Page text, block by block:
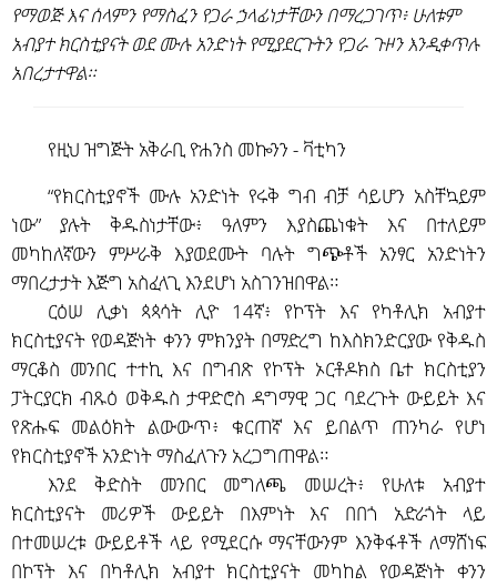
የማወጅ እና ሰላምን የማስፈን የጋራ ኃላፊነታቸውን በማረጋገጥ፥ ሁለቱም
አብያተ ክርስቲያናት ወደ ሙሉ አንድነት የሚያደርጉትን የጋራ ጉዞን እንዲቀጥሉ
አበረታተዋል።
የዚህ ዝግጅት አቅራቢ ዮሐንስ መኰንን - ቫቲካን
“የክርስቲያኖች ሙሉ አንድነት የሩቅ ግብ ብቻ ሳይሆን አስቸኳይም
ነው” ያሉት ቅዱስነታቸው፥ ዓለምን እያስጨነቁት እና በተለይም
መካከለኛውን ምሥራቅ እያወደሙት ባሉት ግጭቶች አንፃር አንድነትን
ማበረታታት እጅግ አስፈላጊ እንደሆነ አስገንዝበዋል።
ርዕሠ ሊቃነ ጳጳሳት ሊዮ 14ኛ፥ የኮፕት እና የካቶሊክ አብያተ
ክርስቲያናት የወዳጅነት ቀንን ምክንያት በማድረግ ከእስክንድርያው የቅዱስ
ማርቆስ መንበር ተተኪ እና በግብጽ የኮፕት ኦርቶዶክስ ቤተ ክርስቲያን
ፓትርያርክ ብጹዕ ወቅዱስ ታዋድሮስ ዳግማዊ ጋር ባደረጉት ውይይት እና
የጽሑፍ መልዕክት ልውውጥ፥ ቁርጠኛ እና ይበልጥ ጠንካራ የሆነ
የክርስቲያኖች አንድነት ማስፈለጉን አረጋግጠዋል።
እንደ ቅድስት መንበር መግለጫ መሠረት፥ የሁለቱ አብያተ
ክርስቲያናት መሪዎች ውይይት በእምነት እና በበጎ አድራጎት ላይ
በተመሠረቱ ውይይቶች ላይ የሚደርሱ ማናቸውንም እንቅፋቶች ለማሸነፍ
በኮፕት እና በካቶሊክ አብያተ ክርስቲያናት መካከል የወዳጅነት ቀንን